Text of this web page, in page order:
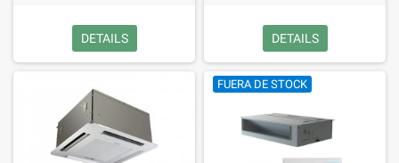
DETAILS DETAILS
FUERA DE STOCK